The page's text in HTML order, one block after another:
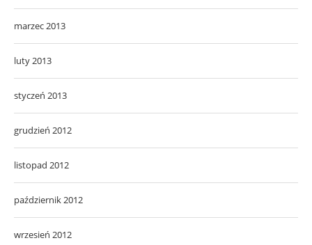
marzec 2013
luty 2013
styczeń 2013
grudzień 2012
listopad 2012
październik 2012
wrzesień 2012